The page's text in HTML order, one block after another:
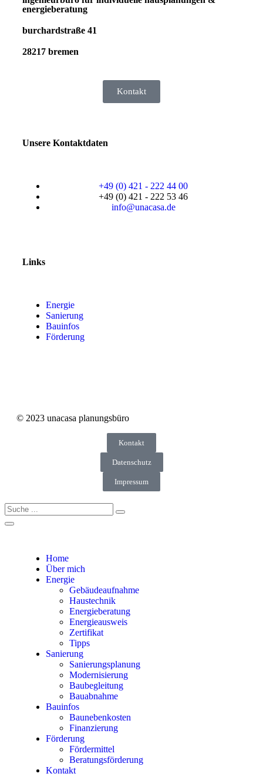
energieberatung
burchardstraße 41
28217 bremen
Kontakt
Unsere Kontaktdaten
+49 (0) 421 - 222 44 00
+49 (0) 421 - 222 53 46
info@unacasa.de
Links
Energie
Sanierung
Bauinfos
Förderung
© 2023 unacasa planungsbüro
Kontakt
Datenschutz
Impressum
Home
Über mich
Energie
Gebäudeaufnahme
Haustechnik
Energieberatung
Energieausweis
Zertifikat
Tipps
Sanierung
Sanierungsplanung
Modernisierung
Baubegleitung
Bauabnahme
Bauinfos
Baunebenkosten
Finanzierung
Förderung
Fördermittel
Beratungsförderung
Kontakt